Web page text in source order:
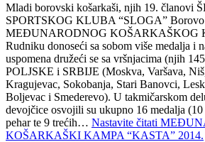
Mladi borovski košarkaši, njih 19. članovi
SPORTSKOG KLUBA “SLOGA” Borovo
MEĐUNARODNOG KOŠARKAŠKOG
Rudniku donoseći sa sobom više medalja i
uspomena družeći se sa vršnjacima (njih
POLJSKE i SRBIJE (Moskva, Varšava,
Kragujevac, Sokobanja, Stari Banovci,
Boljevac i Smederevo). U takmičarskom
devojčice osvojili su ukupno 16 medalja
pehar te 9 trećih… Nastavite čitati
KOŠARKAŠKI KAMPA “KASTA” 2014.